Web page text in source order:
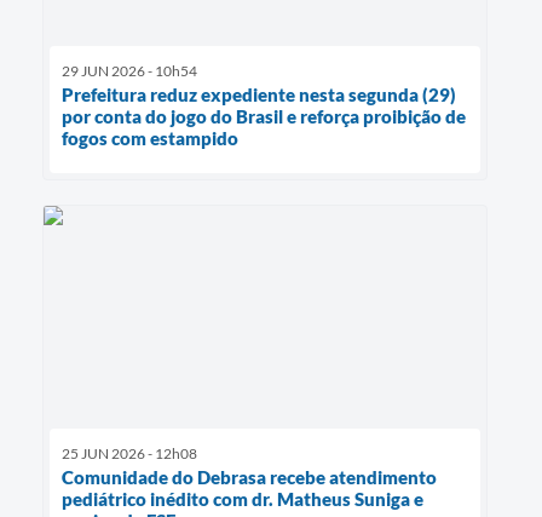
29 JUN 2026 - 10h54
Prefeitura reduz expediente nesta segunda (29)
por conta do jogo do Brasil e reforça proibição de
fogos com estampido
25 JUN 2026 - 12h08
Comunidade do Debrasa recebe atendimento
pediátrico inédito com dr. Matheus Suniga e